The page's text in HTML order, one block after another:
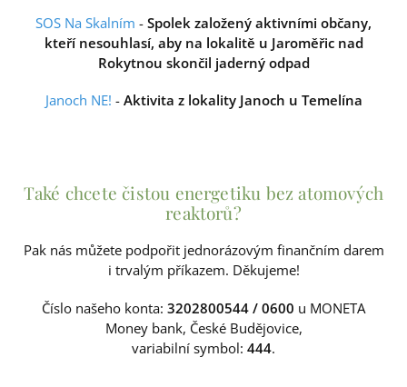
SOS Na Skalním - Spolek založený aktivními občany,
kteří nesouhlasí, aby na lokalitě u Jaroměřic nad
Rokytnou skončil jaderný odpad
Janoch NE! - Aktivita z lokality Janoch u Temelína
Také chcete čistou energetiku bez atomových
reaktorů?
Pak nás můžete podpořit jednorázovým finančním darem
i trvalým příkazem. Děkujeme!
Číslo našeho konta: 3202800544 / 0600 u MONETA
Money bank, České Budějovice,
variabilní symbol: 444.